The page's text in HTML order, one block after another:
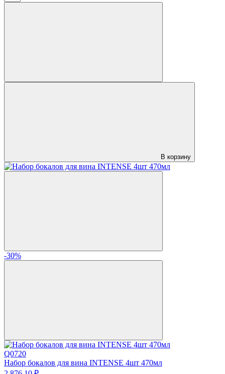
В корзину
-30%
Q0720
Набор бокалов для вина INTENSE 4шт 470мл